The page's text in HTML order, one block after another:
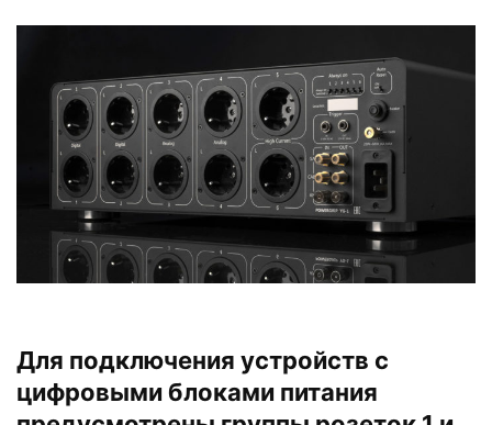
Для подключения устройств с
цифровыми блоками питания